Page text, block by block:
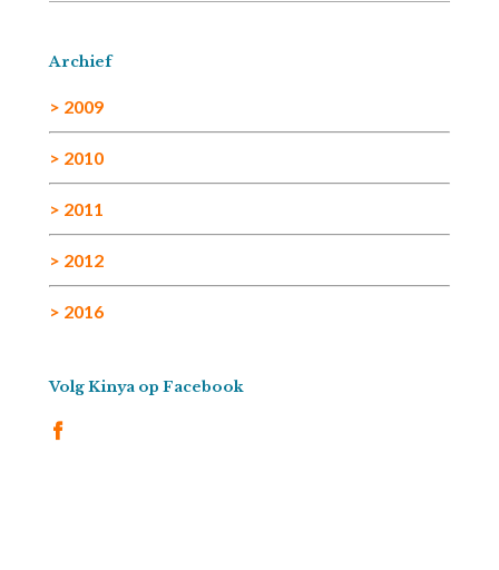
Archief
> 2009
> 2010
> 2011
> 2012
> 2016
Volg Kinya op Facebook